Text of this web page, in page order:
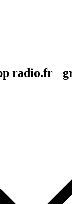
radio.fr